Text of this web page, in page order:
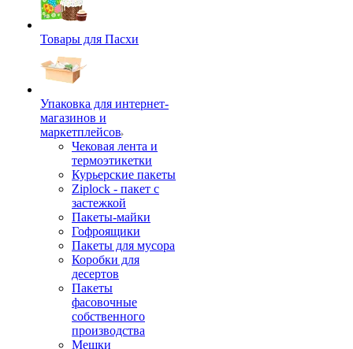
Товары для Пасхи
Упаковка для интернет-
магазинов и
маркетплейсов
Чековая лента и
термоэтикетки
Курьерские пакеты
Ziplock - пакет с
застежкой
Пакеты-майки
Гофроящики
Пакеты для мусора
Коробки для
десертов
Пакеты
фасовочные
собственного
производства
Мешки